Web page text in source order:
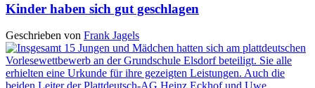
Kinder haben sich gut geschlagen
Geschrieben von Frank Jagels